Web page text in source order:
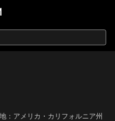
：アメリカ・カリフォルニア州